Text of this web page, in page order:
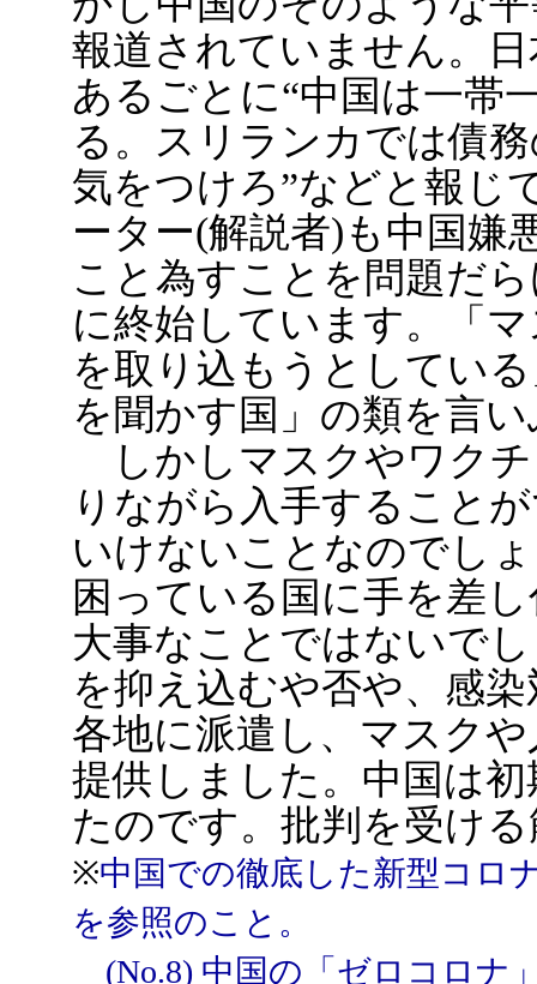
報道されていません。
あるごとに“中国は一帯
る。スリランカでは債
気をつけろ”などと報じ
ーター(解説者)も中国嫌
こと為すことを問題だ
に終始しています。「
を取り込もうとしてい
を聞かす国」の類を言
しかしマスクやワクチ
りながら入手すること
いけないことなのでし
困っている国に手を差
大事なことではないで
を抑え込むや否や、感
各地に派遣し、マスク
提供しました。中国は
たのです。批判を受け
※中国での徹底した新型コロ
を参照のこと。
(No.8) 中国の「ゼロコロナ